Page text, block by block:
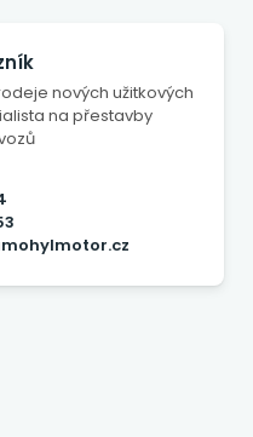
nových užitkových
na přestavby